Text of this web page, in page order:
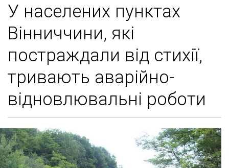
У населених пунктах
Вінниччини, які
постраждали від стихії,
тривають аварійно-
відновлювальні роботи